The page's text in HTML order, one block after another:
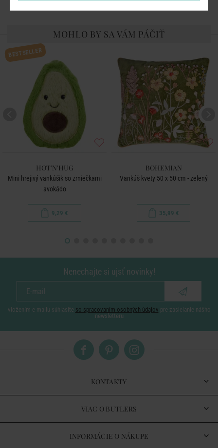
MOHLO BY SA VÁM PÁČIŤ
BESTSELLER
HOT'N'HUG
Mini hrejivý vankúšik so zrniečkami
avokádo
9,29 €
BOHEMIAN
Vankúš kvety 50 x 50 cm - zelený
35,99 €
Nenechajte si ujsť novinky!
vložením e-mailu súhlasíte so spracovaním osobných údajov pre zasielanie nášho
newsletteru
KONTAKTY
VIAC O BUTLERS
INFORMÁCIE O NÁKUPE